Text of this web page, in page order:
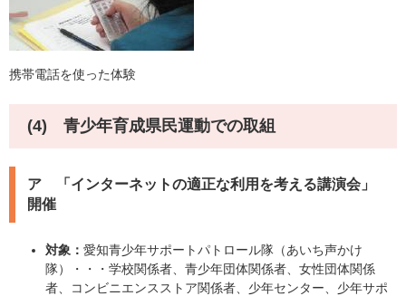
携帯電話を使った体験
(4) 青少年育成県民運動での取組
ア 「インターネットの適正な利用を考える講演会」
開催
対象： 愛知青少年サポートパトロール隊（あいち声かけ
隊）・・・学校関係者、青少年団体関係者、女性団体関係
者、コンビニエンスストア関係者、少年センター、少年サポ